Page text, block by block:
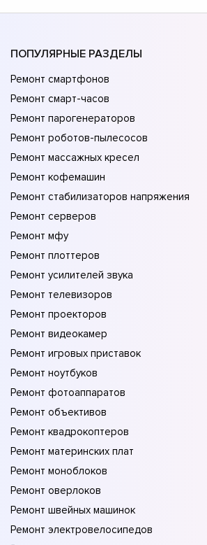
ПОПУЛЯРНЫЕ РАЗДЕЛЫ
Ремонт смартфонов
Ремонт смарт-часов
Ремонт парогенераторов
Ремонт роботов-пылесосов
Ремонт массажных кресел
Ремонт кофемашин
Ремонт стабилизаторов напряжения
Ремонт серверов
Ремонт мфу
Ремонт плоттеров
Ремонт усилителей звука
Ремонт телевизоров
Ремонт проекторов
Ремонт видеокамер
Ремонт игровых приставок
Ремонт ноутбуков
Ремонт фотоаппаратов
Ремонт объективов
Ремонт квадрокоптеров
Ремонт материнских плат
Ремонт моноблоков
Ремонт оверлоков
Ремонт швейных машинок
Ремонт электровелосипедов